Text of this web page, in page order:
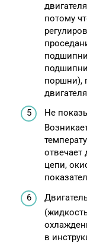
потому
поршни),
Не
отвечает
цепи,
в